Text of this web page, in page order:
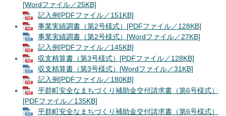
[Wordファイル／25KB]
記入例[PDFファイル／151KB]
事業実績調書（第2号様式）[PDFファイル／128KB]
事業実績調書（第2号様式）[Wordファイル／27KB]
記入例[PDFファイル／145KB]
収支精算書（第3号様式）[PDFファイル／128KB]
収支精算書（第3号様式）[Wordファイル／31KB]
記入例[PDFファイル／180KB]
平群町安全なまちづくり補助金交付請求書（第6号様式）
[PDFファイル／135KB]
平群町安全なまちづくり補助金交付請求書（第6号様式）